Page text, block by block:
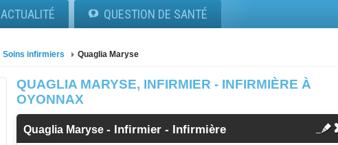
ACTUALITÉ QUESTION DE SANTÉ
Soins infirmiers Quaglia Maryse
QUAGLIA MARYSE, INFIRMIER - INFIRMIÈRE À
OYONNAX
Quaglia Maryse- Infirmier - Infirmière